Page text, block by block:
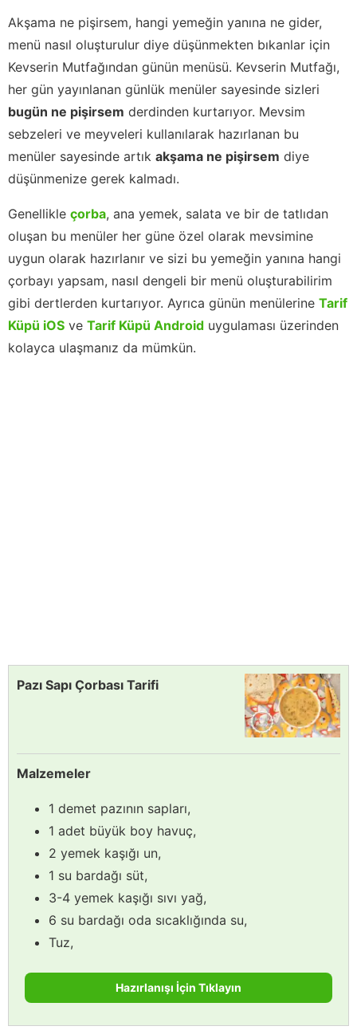
Akşama ne pişirsem, hangi yemeğin yanına ne gider,
menü nasıl oluşturulur diye düşünmekten bıkanlar için
Kevserin Mutfağından günün menüsü. Kevserin Mutfağı,
her gün yayınlanan günlük menüler sayesinde sizleri
bugün ne pişirsem derdinden kurtarıyor. Mevsim
sebzeleri ve meyveleri kullanılarak hazırlanan bu
menüler sayesinde artık akşama ne pişirsem diye
düşünmenize gerek kalmadı.
Genellikle çorba, ana yemek, salata ve bir de tatlıdan
oluşan bu menüler her güne özel olarak mevsimine
uygun olarak hazırlanır ve sizi bu yemeğin yanına hangi
çorbayı yapsam, nasıl dengeli bir menü oluşturabilirim
gibi dertlerden kurtarıyor. Ayrıca günün menülerine Tarif
Küpü iOS ve Tarif Küpü Android uygulaması üzerinden
kolayca ulaşmanız da mümkün.
Pazı Sapı Çorbası Tarifi
Malzemeler
1 demet pazının sapları,
1 adet büyük boy havuç,
2 yemek kaşığı un,
1 su bardağı süt,
3-4 yemek kaşığı sıvı yağ,
6 su bardağı oda sıcaklığında su,
Tuz,
Hazırlanışı İçin Tıklayın